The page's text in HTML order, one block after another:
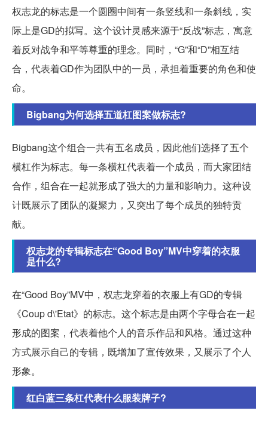
权志龙的标志是一个圆圈中间有一条竖线和一条斜线，实
际上是GD的拟写。这个设计灵感来源于“反战”标志，寓意
着反对战争和平等尊重的理念。同时，“G”和“D”相互结
合，代表着GD作为团队中的一员，承担着重要的角色和使
命。
Bigbang为何选择五道杠图案做标志?
Bigbang这个组合一共有五名成员，因此他们选择了五个
横杠作为标志。每一条横杠代表着一个成员，而大家团结
合作，组合在一起就形成了强大的力量和影响力。这种设
计既展示了团队的凝聚力，又突出了每个成员的独特贡
献。
权志龙的专辑标志在“Good Boy”MV中穿着的衣服
是什么?
在“Good Boy”MV中，权志龙穿着的衣服上有GD的专辑
《Coup d\'Etat》的标志。这个标志是由两个字母合在一起
形成的图案，代表着他个人的音乐作品和风格。通过这种
方式展示自己的专辑，既增加了宣传效果，又展示了个人
形象。
红白蓝三条杠代表什么服装牌子?